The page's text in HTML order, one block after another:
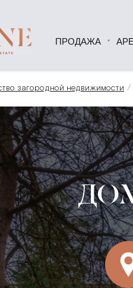
ПРОДАЖА
загородной недвижимости